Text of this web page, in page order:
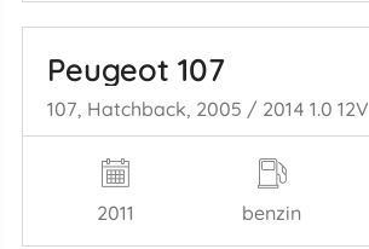
Peugeot 107
107, Hatchback, 2005 / 2014 1.0 12V
2011 benzin